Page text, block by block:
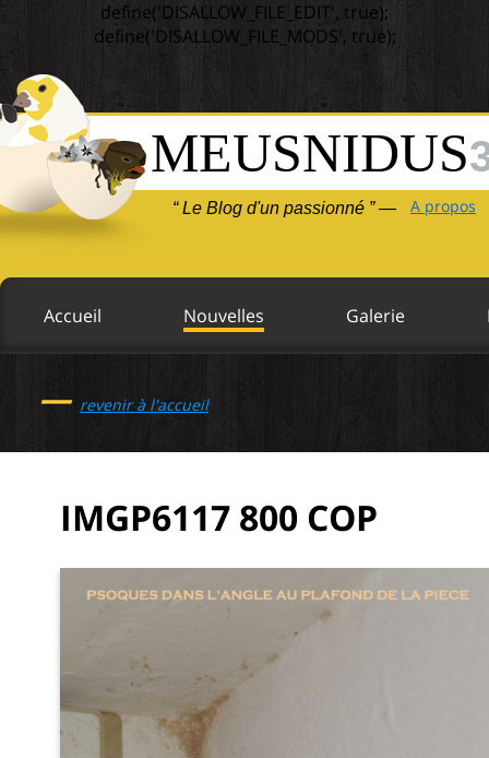
define('DISALLOW_FILE_EDIT', true);
define('DISALLOW_FILE_MODS', true);
MEUSNIDUS
“ Le Blog d'un passionné ” — A propos
Accueil Nouvelles Galerie
— revenir à l'accueil
IMGP6117 800 COP